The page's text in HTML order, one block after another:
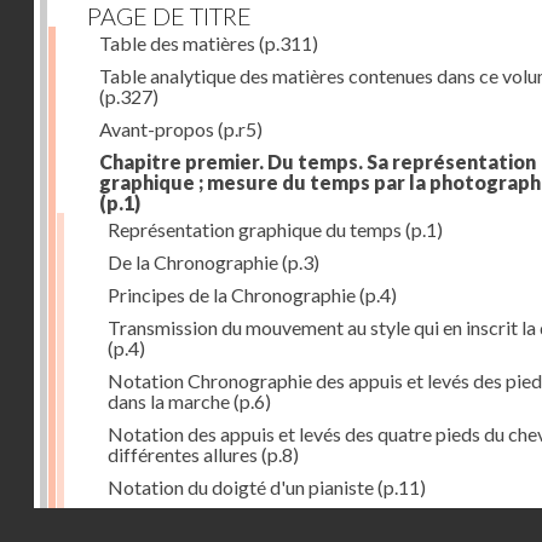
PAGE DE TITRE
Table des matières (p.311)
Table analytique des matières contenues dans ce
(p.327)
Avant-propos (p.r5)
Chapitre premier. Du temps. Sa représentation
graphique ; mesure du temps par la
(p.1)
Représentation graphique du temps (p.1)
De la Chronographie(p.3)
Principes de la Chronographie(p.4)
Transmission du mouvement au style qui en inscrit la
(p.4)
Notation Chronographie des appuis et levés des
dans la marche(p.6)
Notation des appuis et levés des quatre pieds du
différentes allures (p.8)
Notation du doigté d'un pianiste(p.11)